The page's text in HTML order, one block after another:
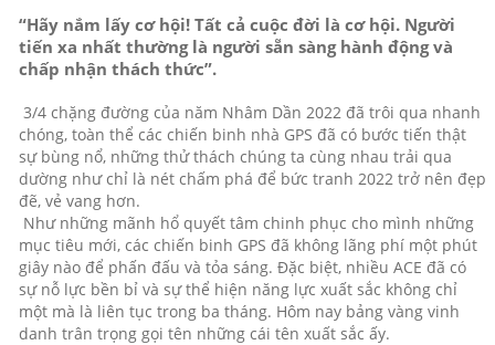
“Hãy nắm lấy cơ hội! Tất cả cuộc đời là cơ hội. Người
tiến xa nhất thường là người sẵn sàng hành động và
chấp nhận thách thức”.
3/4 chặng đường của năm Nhâm Dần 2022 đã trôi qua nhanh
chóng, toàn thể các chiến binh nhà GPS đã có bước tiến thật
sự bùng nổ, những thử thách chúng ta cùng nhau trải qua
dường như chỉ là nét chấm phá để bức tranh 2022 trở nên đẹp
đẽ, vẻ vang hơn.
Như những mãnh hổ quyết tâm chinh phục cho mình những
mục tiêu mới, các chiến binh GPS đã không lãng phí một phút
giây nào để phấn đấu và tỏa sáng. Đặc biệt, nhiều ACE đã có
sự nỗ lực bền bỉ và sự thể hiện năng lực xuất sắc không chỉ
một mà là liên tục trong ba tháng. Hôm nay bảng vàng vinh
danh trân trọng gọi tên những cái tên xuất sắc ấy.